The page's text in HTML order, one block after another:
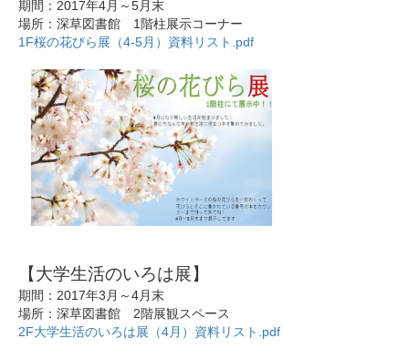
期間：2017年4月～5月末
場所：深草図書館 1階柱展示コーナー
1F桜の花びら展（4-5月）資料リスト.pdf
【大学生活のいろは展】
期間：2017年3月～4月末
場所：深草図書館 2階展観スペース
2F大学生活のいろは展（4月）資料リスト.pdf